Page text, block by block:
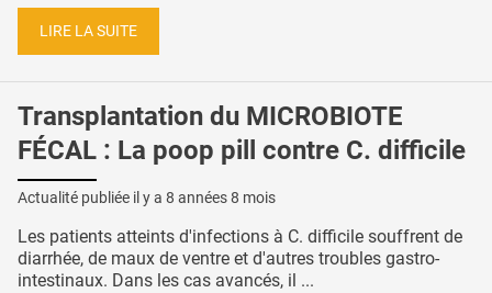
LIRE LA SUITE
Transplantation du MICROBIOTE
FÉCAL : La poop pill contre C. difficile
Actualité publiée il y a 8 années 8 mois
Les patients atteints d'infections à C. difficile souffrent de
diarrhée, de maux de ventre et d'autres troubles gastro-
intestinaux. Dans les cas avancés, il ...